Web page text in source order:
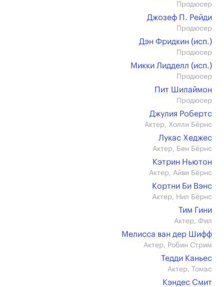
Продюсер
Джозеф П. Рейди
Продюсер
Дэн Фридкин (иcп.)
Продюсер
Микки Лидделл (иcп.)
Продюсер
Пит Шилаймон
Продюсер
Джулия Робертс
Актер, Холли Бёрнс
Лукас Хеджес
Актер, Бен Бёрнс
Кэтрин Ньютон
Актер, Айви Бёрнс
Кортни Би Вэнс
Актер, Нил Бёрнс
Тим Гини
Актер, Фил
Мелисса ван дер Шифф
Актер, Робин Стрим
Тедди Каньес
Актер, Томас
Кэндес Смит